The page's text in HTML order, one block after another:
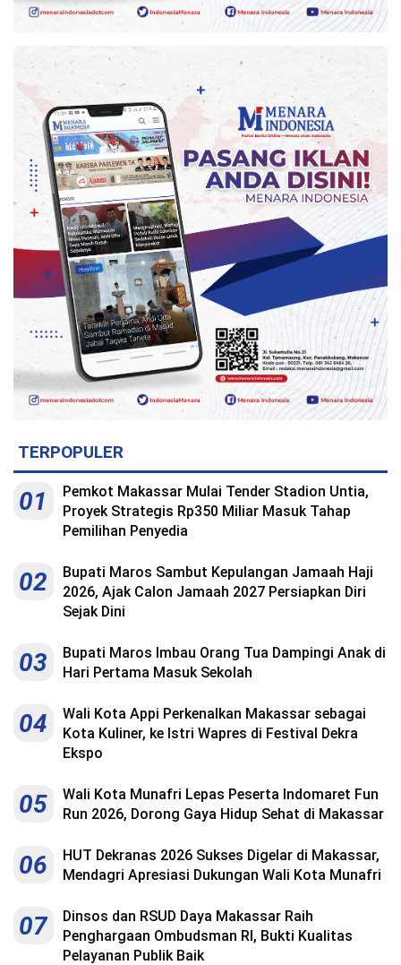
Copyright
2026
Menara
Indonesia
All
Right
Reserve
TERPOPULER
01
Pemkot Makassar Mulai Tender Stadion Untia,
Proyek Strategis Rp350 Miliar Masuk Tahap
Pemilihan Penyedia
02
Bupati Maros Sambut Kepulangan Jamaah Haji
2026, Ajak Calon Jamaah 2027 Persiapkan Diri
Sejak Dini
03
Bupati Maros Imbau Orang Tua Dampingi Anak di
Hari Pertama Masuk Sekolah
04
Wali Kota Appi Perkenalkan Makassar sebagai
Kota Kuliner, ke Istri Wapres di Festival Dekra
Ekspo
05
Wali Kota Munafri Lepas Peserta Indomaret Fun
Run 2026, Dorong Gaya Hidup Sehat di Makassar
06
HUT Dekranas 2026 Sukses Digelar di Makassar,
Mendagri Apresiasi Dukungan Wali Kota Munafri
07
Dinsos dan RSUD Daya Makassar Raih
Penghargaan Ombudsman RI, Bukti Kualitas
Pelayanan Publik Baik